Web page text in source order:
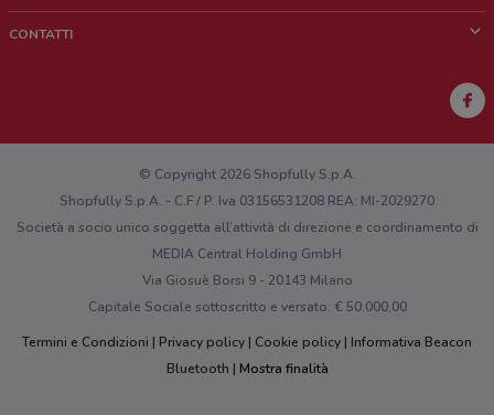
Lavora con noi
Richieste commerciali e marketing
CONTATTI
Hai un malfunzionamento sul web o sull'app?
© Copyright 2026 Shopfully S.p.A.
Shopfully S.p.A. - C.F / P. Iva 03156531208 REA: MI-2029270
Società a socio unico soggetta all’attività di direzione e coordinamento di
MEDIA Central Holding GmbH
Via Giosuè Borsi 9 - 20143 Milano
Capitale Sociale sottoscritto e versato: € 50.000,00
Termini e Condizioni
Privacy policy Cookie policy
Informativa Beacon
Bluetooth
Mostra finalità